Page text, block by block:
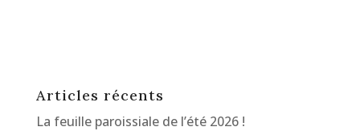
Articles récents
La feuille paroissiale de l’été 2026 !